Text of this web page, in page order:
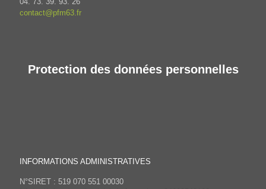
contact@pfm63.fr
Protection des données personnelles
INFORMATIONS ADMINISTRATIVES
N°SIRET : 519 070 551 00030